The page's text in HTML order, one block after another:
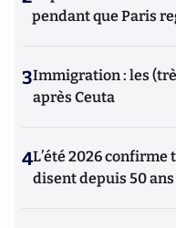
pendant que Paris
3Immigration : les
après Ceuta
4L’été 2026 confirme
disent depuis 50